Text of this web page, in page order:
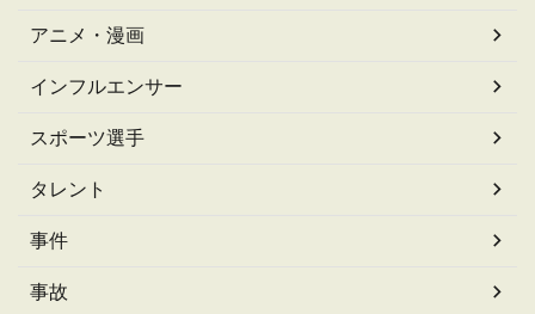
アニメ・漫画
インフルエンサー
スポーツ選手
タレント
事件
事故